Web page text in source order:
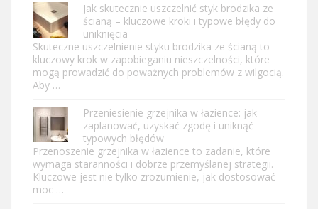
Jak skutecznie uszczelnić styk brodzika ze
ścianą – kluczowe kroki i typowe błędy do
uniknięcia
Skuteczne uszczelnienie styku brodzika ze ścianą to
kluczowy krok w zapobieganiu nieszczelności, które
mogą prowadzić do poważnych problemów z wilgocią.
Aby …
Przeniesienie grzejnika w łazience: jak
zaplanować, uzyskać zgodę i uniknąć
typowych błędów
Przenoszenie grzejnika w łazience to zadanie, które
wymaga staranności i dobrze przemyślanej strategii.
Kluczowe jest nie tylko zrozumienie, jak dostosować
moc …